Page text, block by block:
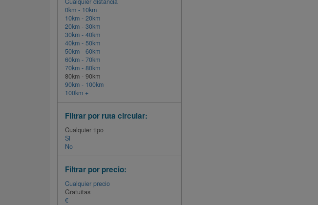
0km - 10km
10km - 20km
20km - 30km
30km - 40km
40km - 50km
50km - 60km
60km - 70km
70km - 80km
80km - 90km
90km - 100km
100km +
Filtrar por ruta circular:
Cualquier tipo
Si
No
Filtrar por precio:
Cualquier precio
Gratuitas
€